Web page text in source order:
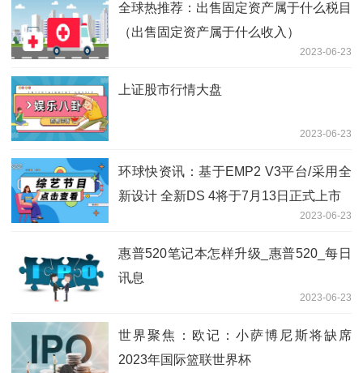
全球热推荐：出售固定资产属于什么税目
（出售固定资产属于什么收入）
2023-06-23
上证股市行情大盘
2023-06-23
环球快资讯：基于EMP2 V3平台/采用全
新设计 全新DS 4将于7月13日正式上市
2023-06-23
惠普520笔记本怎样升级_惠普520_每日
讯息
2023-06-23
世界聚焦：欧记：小萨博尼斯将缺席
2023年国际篮联世界杯